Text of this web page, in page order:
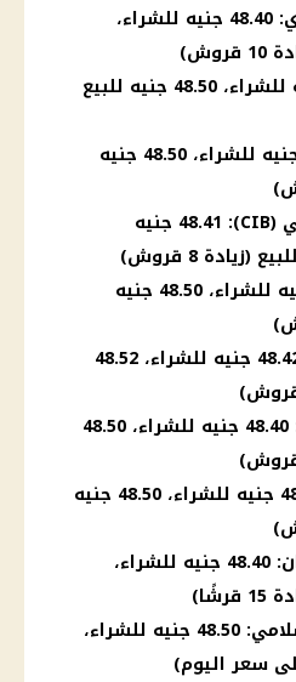
البنك الأهلي المصري: 48.40 جنيه للشراء،
بنك مصر: 48.40 جنيه للشراء، 48.50 جنيه للبيع
بنك القاهرة: 48.40 جنيه للشراء، 48.50 جنيه
البنك التجاري الدولي (CIB): 48.41 جنيه
بنك البركة: 48.40 جنيه للشراء، 48.50 جنيه
بنك قناة السويس: 48.42 جنيه للشراء، 48.52
بنك كريدي أجريكول: 48.40 جنيه للشراء، 48.50
بنك الإسكندرية: 48.40 جنيه للشراء، 48.50 جنيه
بنك التعمير والإسكان: 48.40 جنيه للشراء،
مصرف أبو ظبي الإسلامي: 48.50 جنيه للشراء،